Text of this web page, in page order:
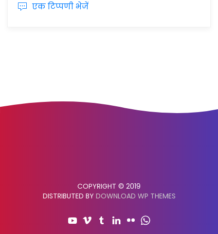
एक टिप्पणी भेजें
COPYRIGHT © 2019
DISTRIBUTED BY DOWNLOAD WP THEMES